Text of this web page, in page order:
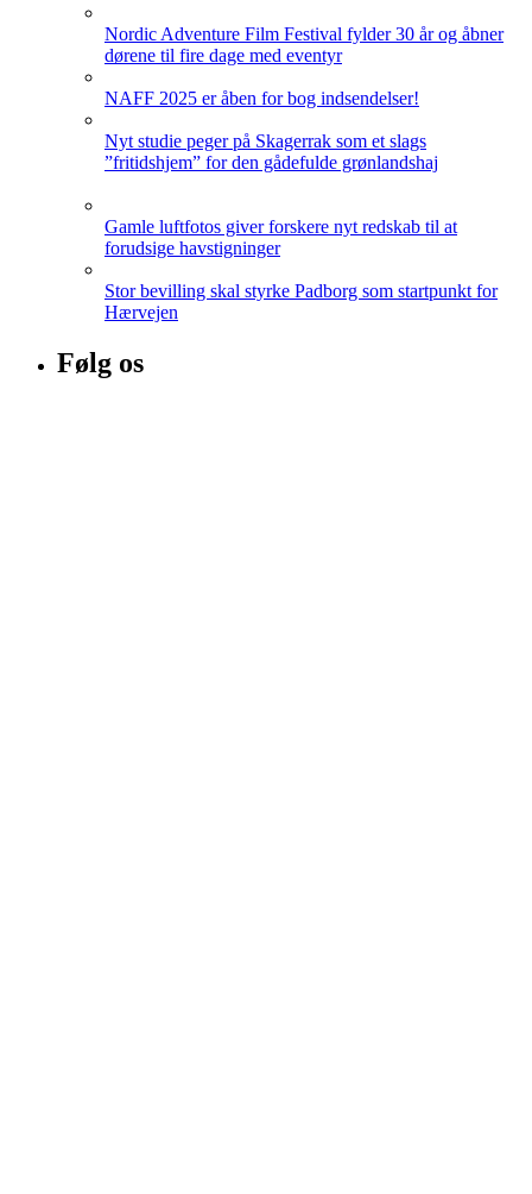
Nordic Adventure Film Festival fylder 30 år og åbner
dørene til fire dage med eventyr
NAFF 2025 er åben for bog indsendelser!
Nyt studie peger på Skagerrak som et slags
”fritidshjem” for den gådefulde grønlandshaj
Gamle luftfotos giver forskere nyt redskab til at
forudsige havstigninger
Stor bevilling skal styrke Padborg som startpunkt for
Hærvejen
Følg os